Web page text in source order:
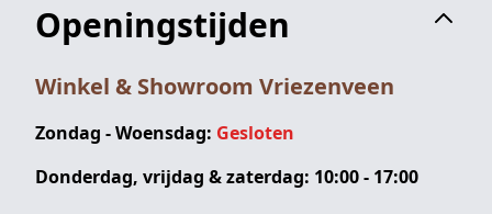
Openingstijden
Winkel & Showroom Vriezenveen
Zondag - Woensdag: Gesloten
Donderdag, vrijdag & zaterdag: 10:00 - 17:00